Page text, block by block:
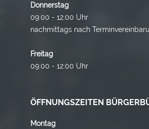
Donnerstag
09:00 - 12:00 Uhr
nachmittags nach
Freitag
09:00 - 12:00 Uhr
ÖFFNUNGSZEITEN
Montag